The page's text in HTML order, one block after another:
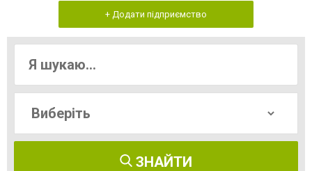
+ Додати підприємство
ЗНАЙТИ